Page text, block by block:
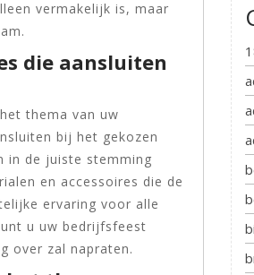
vermakelijk is, maar
die aansluiten
thema van uw
bij het gekozen
in de juiste stemming
en accessoires die de
ervaring voor alle
u uw bedrijfsfeest
over zal napraten.